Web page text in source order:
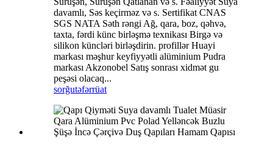
davamlı, Səs keçirməz və s. Sertifikat CNAS
SGS NATA Səth rəngi Ağ, qara, boz, qəhvə,
taxta, fərdi künc birləşmə texnikası Birgə və
silikon küncləri birləşdirin. profillər Huayi
markası məşhur keyfiyyətli alüminium Pudra
markası Akzonobel Satış sonrası xidmət gu
peşəsi olacaq...
sorğutəfərrüat